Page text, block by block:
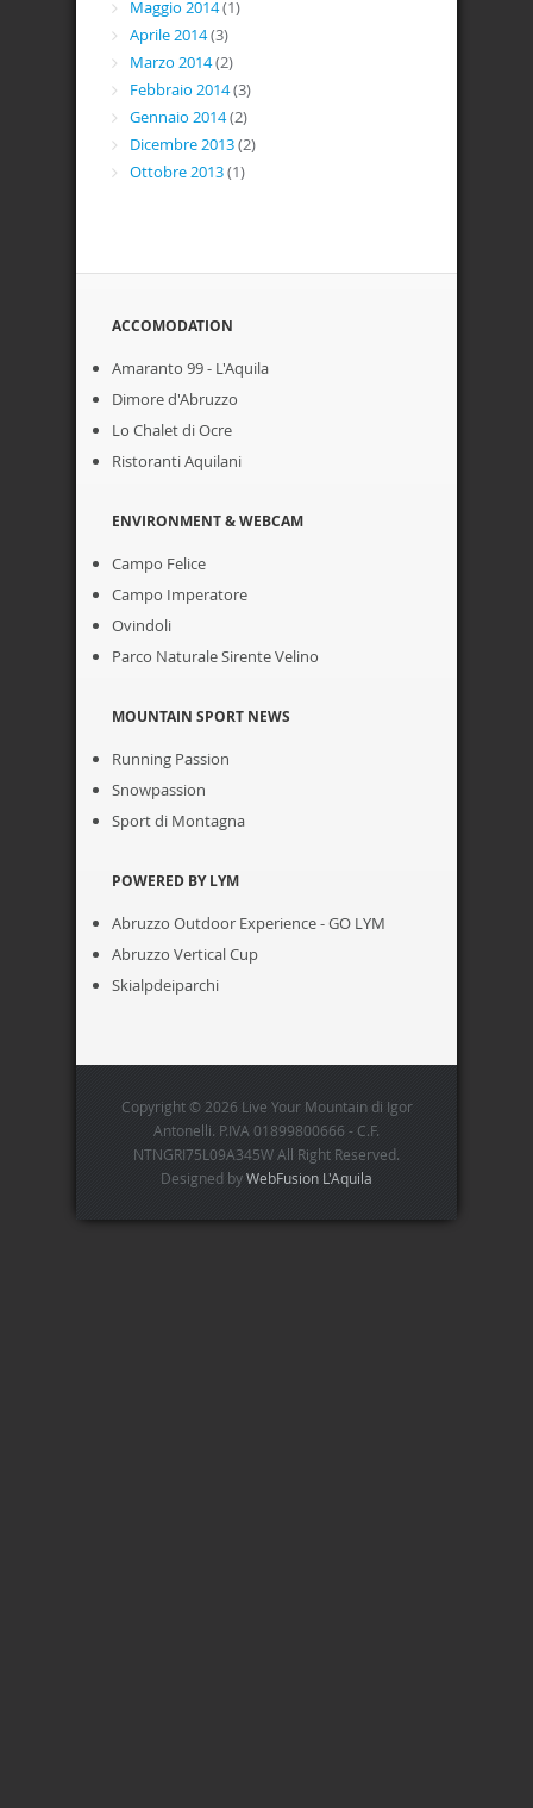
Maggio 2014(1)
Aprile 2014(3)
Marzo 2014(2)
Febbraio 2014(3)
Gennaio 2014(2)
Dicembre 2013(2)
Ottobre 2013(1)
ACCOMODATION
Amaranto 99 - L'Aquila
Dimore d'Abruzzo
Lo Chalet di Ocre
Ristoranti Aquilani
ENVIRONMENT & WEBCAM
Campo Felice
Campo Imperatore
Ovindoli
Parco Naturale Sirente Velino
MOUNTAIN SPORT NEWS
Running Passion
Snowpassion
Sport di Montagna
POWERED BY LYM
Abruzzo Outdoor Experience - GO LYM
Abruzzo Vertical Cup
Skialpdeiparchi
Copyright © 2026 Live Your Mountain di Igor
Antonelli. P.IVA 01899800666 - C.F.
NTNGRI75L09A345W All Right Reserved.
Designed byWebFusion L'Aquila